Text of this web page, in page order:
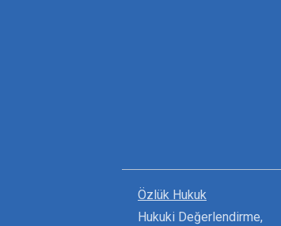
Özlük Hukuk
Hukuki Değerlendirme,